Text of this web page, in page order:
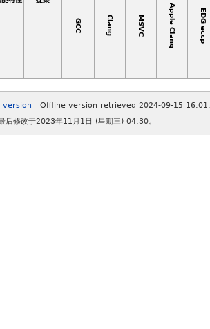
GCC Clang MSVC Apple Clang EDG eccp
version
Offline version retrieved 2024-09-15 16:01.
后修改于2023年11月1日 (星期三) 04:30。